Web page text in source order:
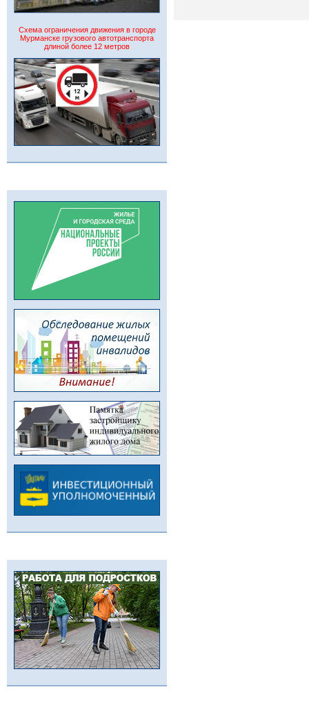
Схема ограничения движения в городе
Мурманске грузового автотранспорта
длиной более 12 метров